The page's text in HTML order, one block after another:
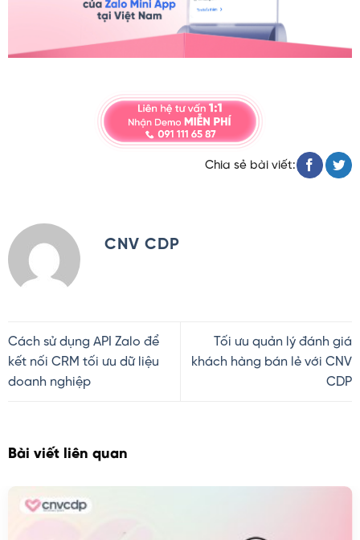
Chia sẻ bài viết:
CNV CDP
Cách sử dụng API Zalo để
kết nối CRM tối ưu dữ liệu
doanh nghiệp
Tối ưu quản lý đánh giá
khách hàng bán lẻ với CNV
CDP
Bài viết liên quan